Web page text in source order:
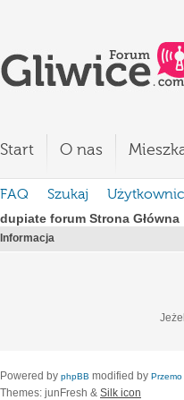
Start O nas
FAQ Szukaj
dupiate forum Strona Główna
Informacja
Powered by phpBB modified by Przemo
Themes: junFresh & Silk icon